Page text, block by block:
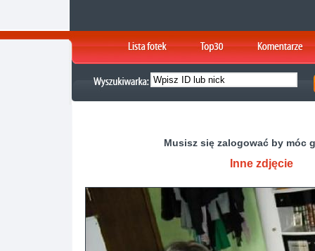
Musisz się zalogować by móc
Inne zdjęcie